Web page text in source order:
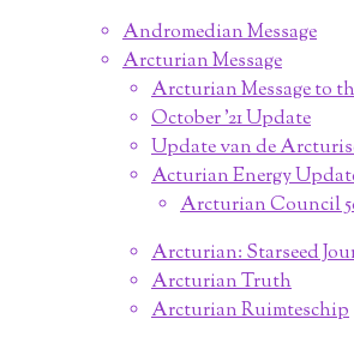
Andromedian Message
Arcturian Message
Arcturian Message to
October '21 Update
Update van de
Acturian Energy
Arcturian Council
Arcturian: Starseed
Arcturian Truth
Arcturian Ruimteschip